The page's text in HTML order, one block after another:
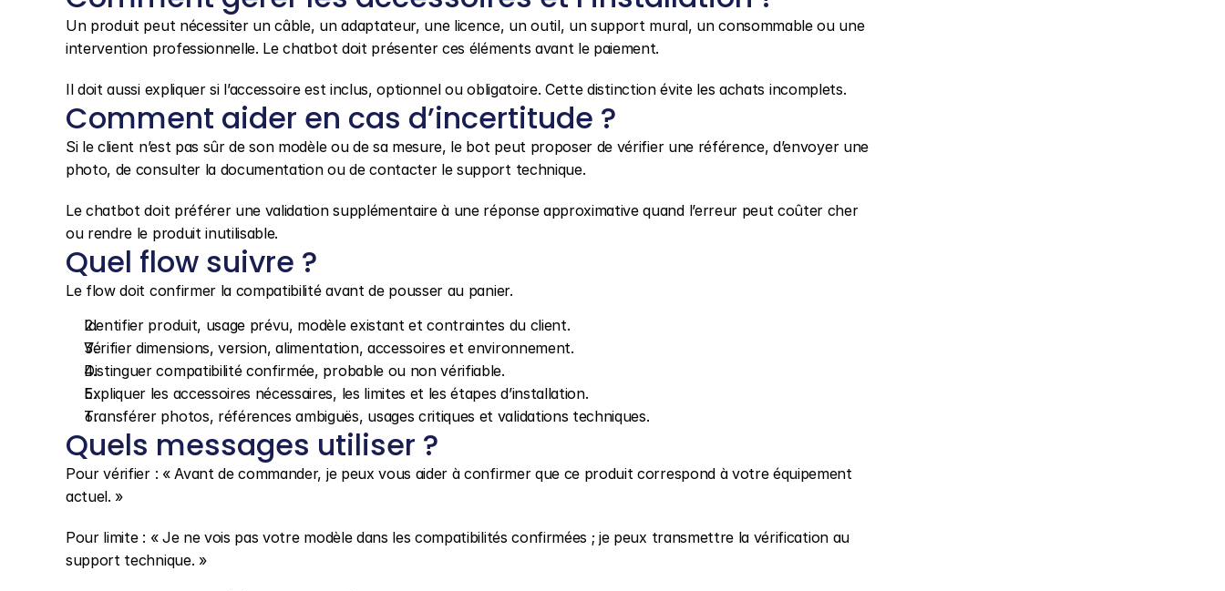
Un produit peut nécessiter un câble, un adaptateur, une licence, un outil, un support mural, un consommable ou une
intervention professionnelle. Le chatbot doit présenter ces éléments avant le paiement.
Il doit aussi expliquer si l’accessoire est inclus, optionnel ou obligatoire. Cette distinction évite les achats incomplets.
Comment aider en cas d’incertitude ?
Si le client n’est pas sûr de son modèle ou de sa mesure, le bot peut proposer de vérifier une référence, d’envoyer une
photo, de consulter la documentation ou de contacter le support technique.
Le chatbot doit préférer une validation supplémentaire à une réponse approximative quand l’erreur peut coûter cher
ou rendre le produit inutilisable.
Quel flow suivre ?
Le flow doit confirmer la compatibilité avant de pousser au panier.
Identifier produit, usage prévu, modèle existant et contraintes du client.
Vérifier dimensions, version, alimentation, accessoires et environnement.
Distinguer compatibilité confirmée, probable ou non vérifiable.
Expliquer les accessoires nécessaires, les limites et les étapes d’installation.
Transférer photos, références ambiguës, usages critiques et validations techniques.
Quels messages utiliser ?
Pour vérifier : « Avant de commander, je peux vous aider à confirmer que ce produit correspond à votre équipement
actuel. »
Pour limite : « Je ne vois pas votre modèle dans les compatibilités confirmées ; je peux transmettre la vérification au
support technique. »